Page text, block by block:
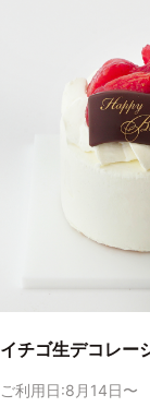
イチゴ生デコレー
ご利用日:8月14日〜